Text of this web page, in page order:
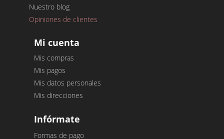
Nuestro blog
Opiniones de clientes
Mi cuenta
Mis compras
Mis pagos
Mis datos personales
Mis direcciones
Infórmate
Formas de pago